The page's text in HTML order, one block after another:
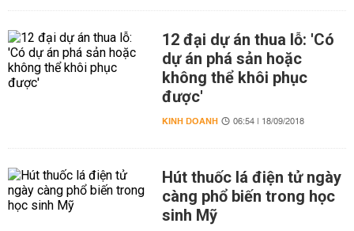
12 đại dự án thua lỗ: 'Có
dự án phá sản hoặc
không thể khôi phục
được'
KINH DOANH 06:54 | 18/09/2018
Hút thuốc lá điện tử ngày
càng phổ biến trong học
sinh Mỹ